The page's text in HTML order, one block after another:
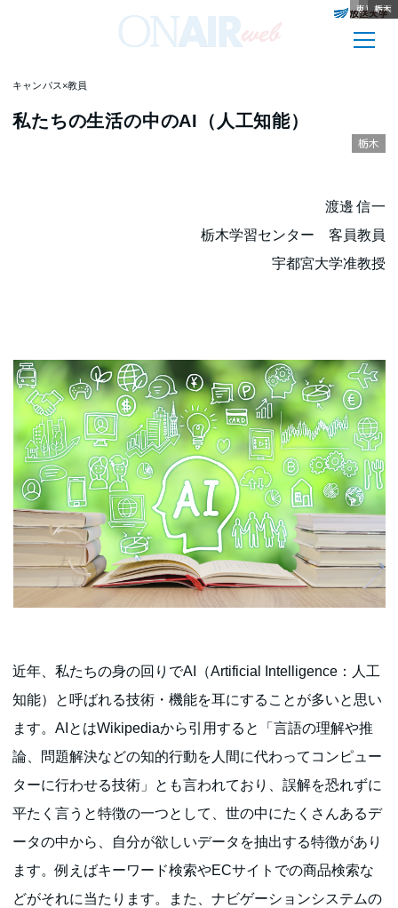
キャンパス×教員
私たちの生活の中のAI（人工知能）
栃木
渡邊 信一
栃木学習センター 客員教員
宇都宮大学准教授
近年、私たちの身の回りでAI（Artificial Intelligence：人工
知能）と呼ばれる技術・機能を耳にすることが多いと思い
ます。AIとはWikipediaから引用すると「言語の理解や推
論、問題解決などの知的行動を人間に代わってコンピュー
ターに行わせる技術」とも言われており、誤解を恐れずに
平たく言うと特徴の一つとして、世の中にたくさんあるデ
ータの中から、自分が欲しいデータを抽出する特徴があり
ます。例えばキーワード検索やECサイトでの商品検索な
どがそれに当たります。また、ナビゲーションシステムの
青森
北海道
長崎
岐阜
秋田
東京多摩
沖縄
山梨
岩手
八戸
栃木